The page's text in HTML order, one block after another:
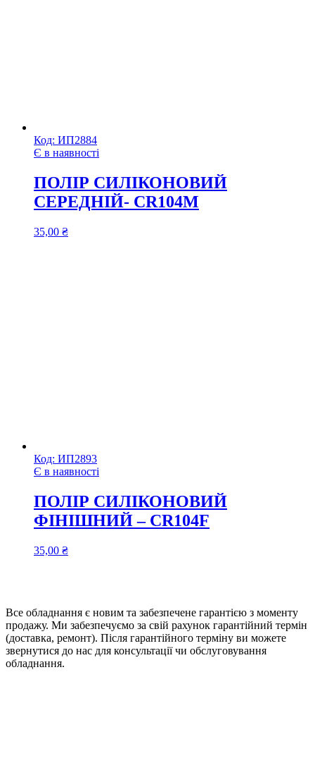
Код: ИП2884
Є в наявності
ПОЛІР СИЛІКОНОВИЙ
СЕРЕДНІЙ- CR104M
35,00 ₴
Код: ИП2893
Є в наявності
ПОЛІР СИЛІКОНОВИЙ
ФІНІШНИЙ – CR104F
35,00 ₴
Все обладнання є новим та забезпечене гарантією з моменту
продажу. Ми забезпечуємо за свій рахунок гарантійний термін
(доставка, ремонт). Після гарантійного терміну ви можете
звернутися до нас для консультації чи обслуговування
обладнання.